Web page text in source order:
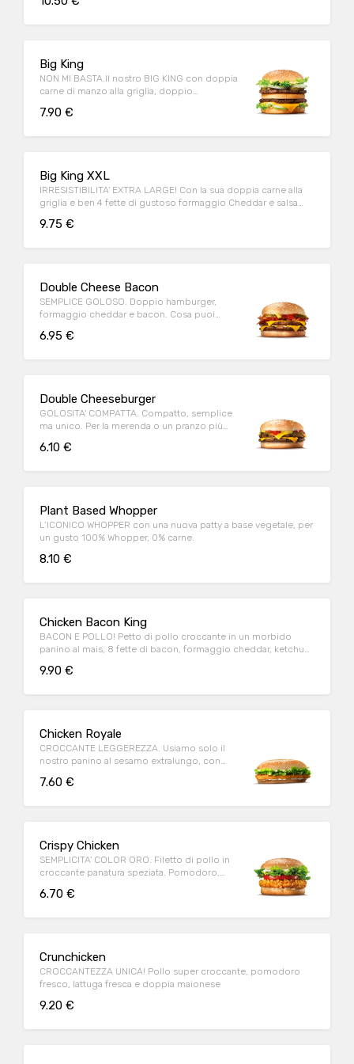
Big King
NON MI BASTA.Il nostro BIG KING con doppia
carne di manzo alla griglia, doppio
7.90 €
Big King XXL
IRRESISTIBILITA' EXTRA LARGE! Con la sua doppia carne alla
griglia e ben 4 fette di gustoso formaggio Cheddar e salsa
9.75 €
Double Cheese Bacon
SEMPLICE GOLOSO. Doppio hamburger,
formaggio cheddar e bacon. Cosa puoi
6.95 €
Double Cheeseburger
GOLOSITA' COMPATTA. Compatto, semplice
ma unico. Per la merenda o un pranzo più
6.10 €
Plant Based Whopper
L’ICONICO WHOPPER con una nuova patty a base vegetale, per
un gusto 100% Whopper, 0% carne.
8.10 €
Chicken Bacon King
BACON E POLLO! Petto di pollo croccante in un morbido
panino al mais, 8 fette di bacon, formaggio cheddar, ketchup,
9.90 €
Chicken Royale
CROCCANTE LEGGEREZZA. Usiamo solo il
nostro panino al sesamo extralungo, con
7.60 €
Crispy Chicken
SEMPLICITA' COLOR ORO. Filetto di pollo in
croccante panatura speziata. Pomodoro,
6.70 €
Crunchicken
CROCCANTEZZA UNICA! Pollo super croccante, pomodoro
fresco, lattuga fresca e doppia maionese
9.20 €